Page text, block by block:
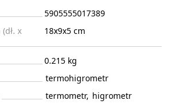
5905555017389
x
18x9x5 cm
0.215 kg
termohigrometr
termometr, higrometr